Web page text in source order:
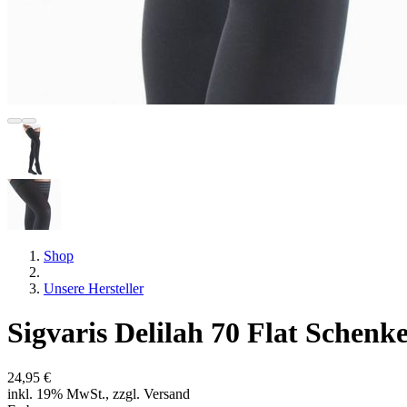
Shop
Unsere Hersteller
Sigvaris Delilah 70 Flat
24,95 €
inkl. 19% MwSt., zzgl. Versand